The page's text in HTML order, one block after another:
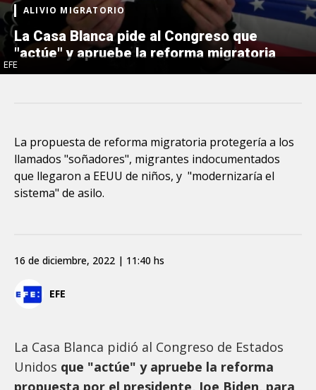
EFE
ALIVIO MIGRATORIO
La Casa Blanca pide al Congreso que
"actúe" y apruebe la reforma migratoria
La propuesta de reforma migratoria protegería a los
llamados "soñadores", migrantes indocumentados
que llegaron a EEUU de niños, y "modernizaría el
sistema" de asilo.
EFE
16 de diciembre, 2022 | 11:40 hs
La Casa Blanca pidió al Congreso de Estados
Unidos que "actúe" y apruebe la reforma
propuesta por el presidente, Joe Biden, para